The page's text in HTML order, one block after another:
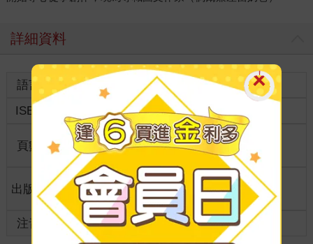
詳細資料
語言 中文繁體
裝訂
ISBN
9789868289970 分級 普通級
頁數 128
商品規
15*19
出版地 台灣
適讀年
齡
全齡適讀
注音 級別